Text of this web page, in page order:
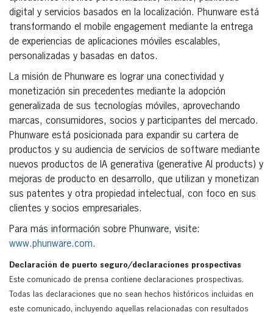
digital y servicios basados en la localización. Phunware está
transformando el mobile engagement mediante la entrega
de experiencias de aplicaciones móviles escalables,
personalizadas y basadas en datos.
La misión de Phunware es lograr una conectividad y
monetización sin precedentes mediante la adopción
generalizada de sus tecnologías móviles, aprovechando
marcas, consumidores, socios y participantes del mercado.
Phunware está posicionada para expandir su cartera de
productos y su audiencia de servicios de software mediante
nuevos productos de IA generativa (generative AI products) y
mejoras de producto en desarrollo, que utilizan y monetizan
sus patentes y otra propiedad intelectual, con foco en sus
clientes y socios empresariales.
Para más información sobre Phunware, visite:
www.phunware.com.
Declaración de puerto seguro/declaraciones prospectivas
Este comunicado de prensa contiene declaraciones prospectivas.
Todas las declaraciones que no sean hechos históricos incluidas en
este comunicado, incluyendo aquellas relacionadas con resultados